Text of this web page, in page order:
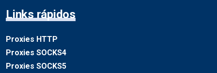
Links rápidos
Proxies HTTP
Proxies SOCKS4
Proxies SOCKS5